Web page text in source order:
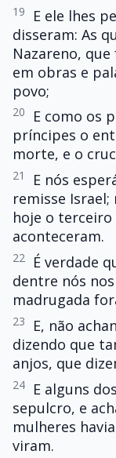
19
E ele lhes
disseram: As
Nazareno,
em obras e
povo;
20
E como os
príncipes o
morte, e o
21
E nós
remisse
hoje o terceiro
aconteceram.
22
É verdade
dentre nós
madrugada
23
E, não
dizendo que
anjos, que
24
E alguns
sepulcro, e
mulheres
viram.